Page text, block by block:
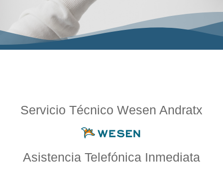
Servicio Técnico Wesen Andratx
Asistencia Telefónica Inmediata